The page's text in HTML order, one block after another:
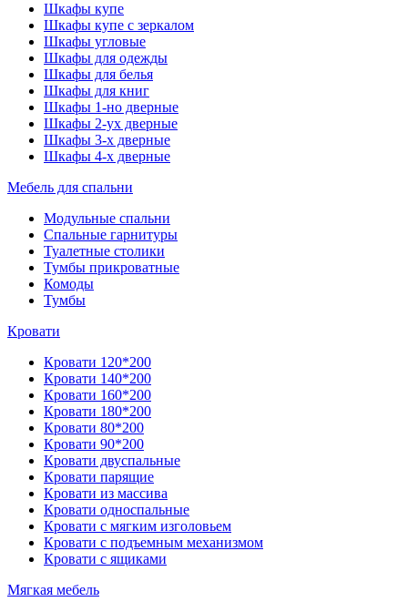
Шкафы купе
Шкафы купе с зеркалом
Шкафы угловые
Шкафы для одежды
Шкафы для белья
Шкафы для книг
Шкафы 1-но дверные
Шкафы 2-ух дверные
Шкафы 3-х дверные
Шкафы 4-х дверные
Мебель для спальни
Модульные спальни
Спальные гарнитуры
Туалетные столики
Тумбы прикроватные
Комоды
Тумбы
Кровати
Кровати 120*200
Кровати 140*200
Кровати 160*200
Кровати 180*200
Кровати 80*200
Кровати 90*200
Кровати двуспальные
Кровати парящие
Кровати из массива
Кровати односпальные
Кровати с мягким изголовьем
Кровати с подъемным механизмом
Кровати с ящиками
Мягкая мебель